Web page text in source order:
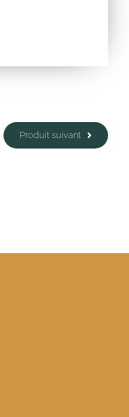
Produit suivant